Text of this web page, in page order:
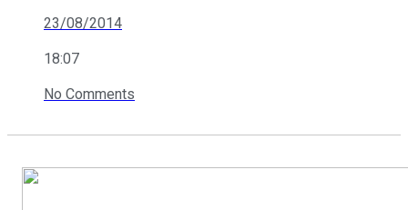
23/08/2014
18:07
No Comments